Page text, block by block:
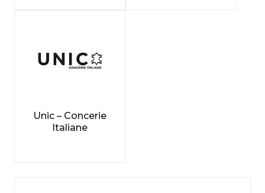
Unic – Concerie
Italiane